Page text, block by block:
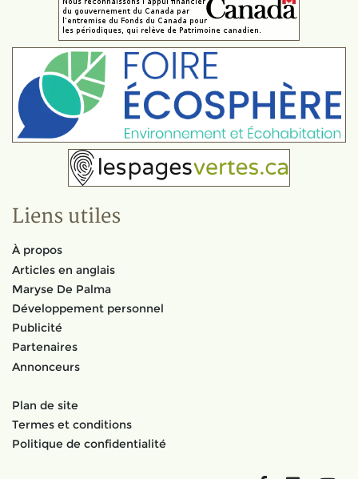
Liens utiles
À propos
Articles en anglais
Maryse De Palma
Développement personnel
Publicité
Partenaires
Annonceurs
Plan de site
Termes et conditions
Politique de confidentialité